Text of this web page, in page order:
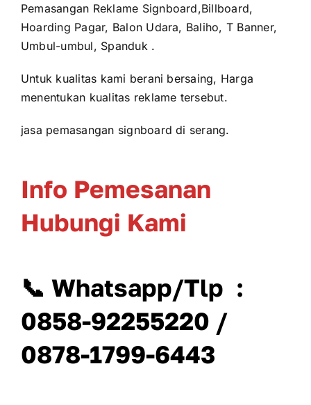
Pemasangan Reklame Signboard,Billboard,
Hoarding Pagar, Balon Udara, Baliho, T Banner,
Umbul-umbul, Spanduk .
Untuk kualitas kami berani bersaing, Harga
menentukan kualitas reklame tersebut.
jasa pemasangan signboard di serang.
Info Pemesanan
Hubungi Kami
📞 Whatsapp/Tlp :
0858-92255220 /
0878-1799-6443